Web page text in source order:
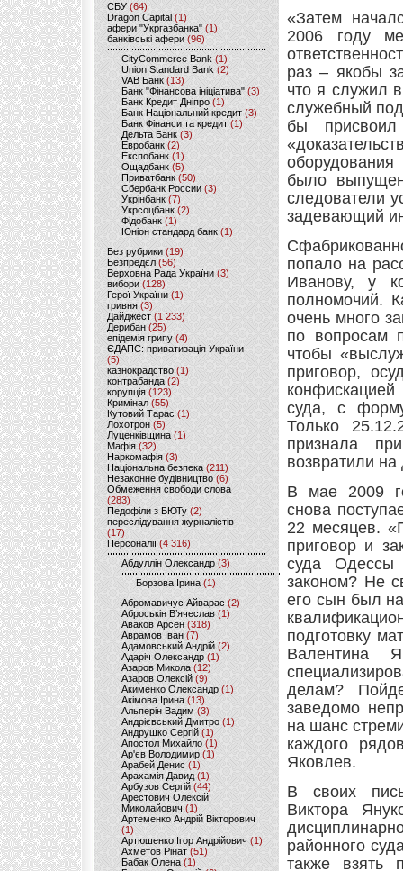
CБУ (64)
Dragon Capital (1)
афери "Укргазбанка" (1)
банківські афери (96)
CityCommerce Bank (1)
Union Standard Bank (2)
VAB Банк (13)
Банк "Фінансова ініціатива" (3)
Банк Кредит Дніпро (1)
Банк Національний кредит (3)
Банк Фінанси та кредит (1)
Дельта Банк (3)
Евробанк(2)
Експобанк (1)
Ощадбанк(5)
Приватбанк (50)
Сбербанк России (3)
Укрінбанк(7)
Укрсоцбанк (2)
Фідобанк (1)
Юніон стандард банк(1)
Без рубрики (19)
Безпредєл(56)
Верховна Рада України (3)
вибори(128)
Герої України(1)
гривня (3)
Дайджест (1 233)
Дерибан (25)
епідемія грипу (4)
ЄДАПС: приватизація України
(5)
казнокрадство (1)
контрабанда (2)
корупція (123)
Кримінал (55)
Кутовий Тарас (1)
Лохотрон(5)
Луценківщина (1)
Мафія (32)
Наркомафія (3)
Національна безпека (211)
Незаконне будівництво(6)
Обмеження свободи слова
(283)
Педофіли з БЮТу (2)
переслідування журналістів
(17)
Персоналії (4 316)
Абдуллін Олександр (3)
Борзова Ірина(1)
Абромавичус Айварас (2)
Аброськін В’ячеслав(1)
Аваков Арсен (318)
Аврамов Іван (7)
Адамовський Андрій(2)
Адаріч Олександр (1)
Азаров Микола (12)
Азаров Олексій (9)
Акименко Олександр(1)
Акімова Ірина(13)
Альперін Вадим (3)
Андрієвський Дмитро(1)
Андрушко Сергій(1)
Апостол Михайло(1)
Ар'єв Володимир (1)
Арабей Денис(1)
Арахамія Давид (1)
Арбузов Сергій (44)
Арестович Олексій
Миколайович(1)
Артеменко Андрій Вікторович
(1)
Артюшенко Ігор Андрійович(1)
Ахметов Рінат(51)
Бабак Олена(1)
«Затем
2006 году
раз – якобы
что я служил
служебный
бы
было
следователи
задевающий
попало на
Иванову, у
полномочий.
очень много
по вопросам
чтобы
приговор,
суда, с
Только
признала
возвратили
В мае 2009
снова
22 месяцев.
приговор и
суда Одессы
законом? Не
его сын был
подготовку
Валентина
делам?
заведомо
на шанс
каждого
Яковлев.
В своих
Виктора
районного
также взять